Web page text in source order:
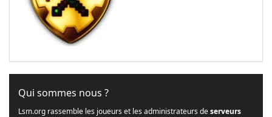
Qui sommes nous ?
Lsm.org rassemble les joueurs et les administrateurs deserveurs